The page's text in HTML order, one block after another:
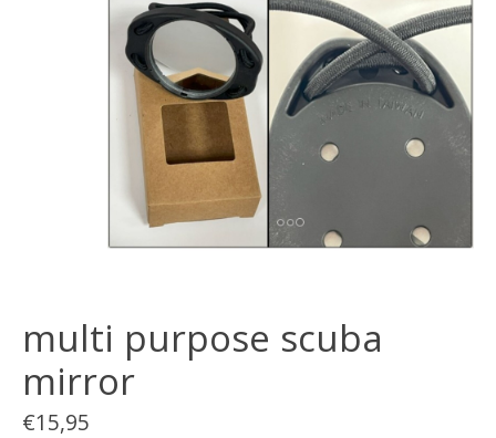
multi purpose scuba
mirror
€15,95